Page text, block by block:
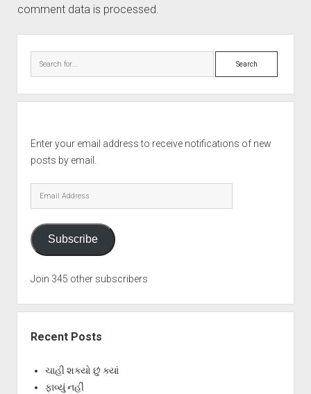
comment data is processed.
Search
Enter your email address to receive notifications of new
posts by email.
Email
Address
Subscribe
Join 345 other subscribers
Recent Posts
ચાહી શક્યો છું ક્યાં
ફાવ્યું નહીં